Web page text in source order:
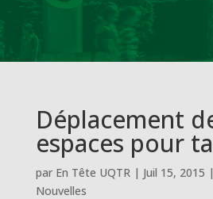
Déplacement
espaces pour
par En Tête UQTR| Juil 15, 2015 |
Nouvelles